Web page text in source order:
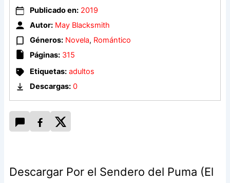
Publicado en: 2019
Autor: May Blacksmith
Géneros: Novela, Romántico
Páginas: 315
Etiquetas: adultos
Descargas: 0
Descargar Por el Sendero del Puma (El